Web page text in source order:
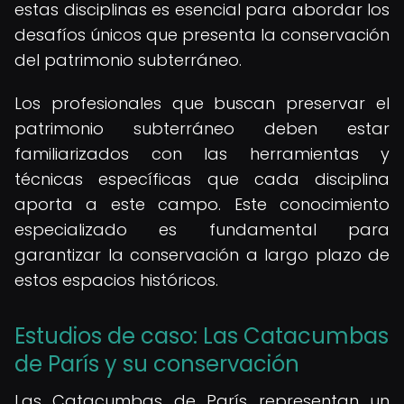
estas disciplinas es esencial para abordar los
desafíos únicos que presenta la conservación
del patrimonio subterráneo.
Los profesionales que buscan preservar el
patrimonio subterráneo deben estar
familiarizados con las herramientas y
técnicas específicas que cada disciplina
aporta a este campo. Este conocimiento
especializado es fundamental para
garantizar la conservación a largo plazo de
estos espacios históricos.
Estudios de caso: Las Catacumbas
de París y su conservación